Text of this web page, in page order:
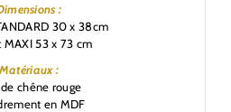
:
30 x 38cm
MAXI 53 x 73 cm
Matériaux :
chêne rouge
en MDF